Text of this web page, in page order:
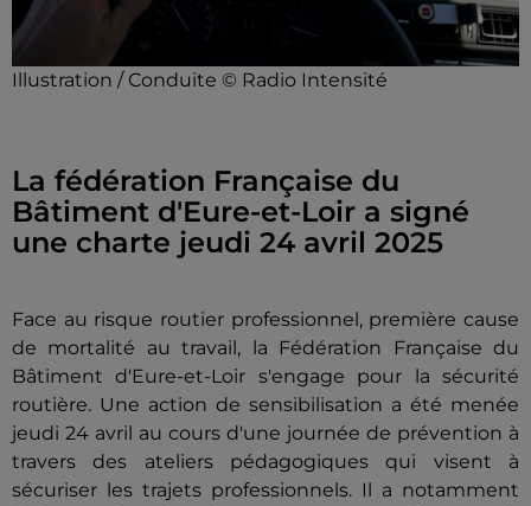
Illustration / Conduite © Radio Intensité
La fédération Française du
Bâtiment d'Eure-et-Loir a signé
une charte jeudi 24 avril 2025
Face au risque routier professionnel, première cause
de mortalité au travail, la Fédération Française du
Bâtiment d'Eure-et-Loir s'engage pour la sécurité
routière. Une action de sensibilisation a été menée
jeudi 24 avril au cours d'une journée de prévention à
travers des ateliers pédagogiques qui visent à
sécuriser les trajets professionnels. Il a notamment